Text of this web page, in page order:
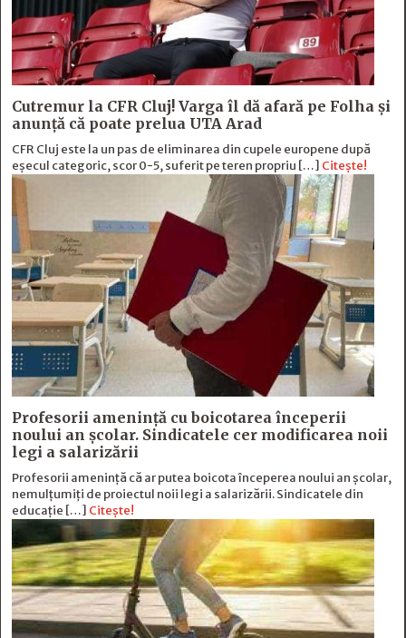
Cutremur la CFR Cluj! Varga îl dă afară pe Folha și
anunță că poate prelua UTA Arad
CFR Cluj este la un pas de eliminarea din cupele europene după
eșecul categoric, scor 0-5, suferit pe teren propriu […] Citește!
Profesorii amenință cu boicotarea începerii
noului an școlar. Sindicatele cer modificarea noii
legi a salarizării
Profesorii amenință că ar putea boicota începerea noului an școlar,
nemulțumiți de proiectul noii legi a salarizării. Sindicatele din
educație […] Citește!